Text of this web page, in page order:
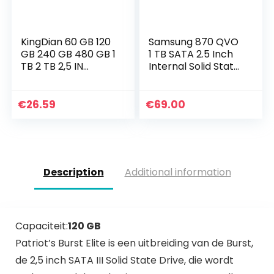
KingDian 60 GB 120
GB 240 GB 480 GB 1
TB 2 TB 2,5 IN
Drive
€26.59
Samsung 870 QVO
1 TB SATA 2.5 Inch
Internal Solid State
€69.00
Description Additional information
Capaciteit:120 GB
Patriot’s Burst Elite is een uitbreiding van de Burst,
de 2,5 inch SATA III Solid State Drive, die wordt